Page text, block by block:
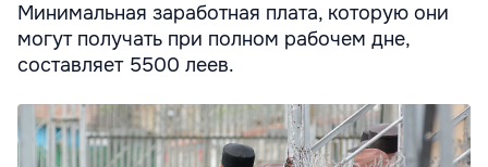
Минимальная заработная плата, которую они
могут получать при полном рабочем дне,
составляет 5500 леев.